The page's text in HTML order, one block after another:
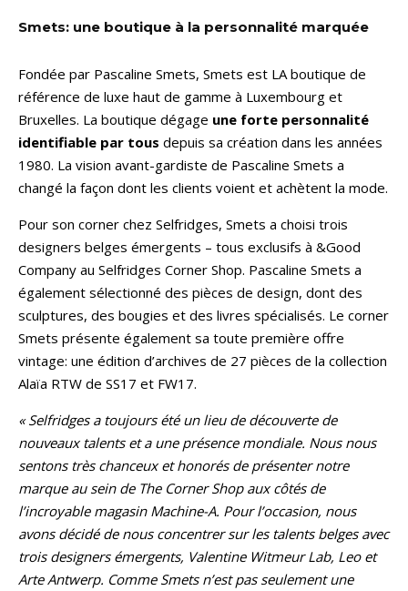
Smets: une boutique à la personnalité marquée
Fondée par Pascaline Smets, Smets est LA boutique de
référence de luxe haut de gamme à Luxembourg et
Bruxelles. La boutique dégage une forte personnalité
identifiable par tous depuis sa création dans les années
1980. La vision avant-gardiste de Pascaline Smets a
changé la façon dont les clients voient et achètent la mode.
Pour son corner chez Selfridges, Smets a choisi trois
designers belges émergents – tous exclusifs à &Good
Company au Selfridges Corner Shop. Pascaline Smets a
également sélectionné des pièces de design, dont des
sculptures, des bougies et des livres spécialisés. Le corner
Smets présente également sa toute première offre
vintage: une édition d’archives de 27 pièces de la collection
Alaïa RTW de SS17 et FW17.
« Selfridges a toujours été un lieu de découverte de
nouveaux talents et a une présence mondiale. Nous nous
sentons très chanceux et honorés de présenter notre
marque au sein de The Corner Shop aux côtés de
l’incroyable magasin Machine-A. Pour l’occasion, nous
avons décidé de nous concentrer sur les talents belges avec
trois designers émergents, Valentine Witmeur Lab, Leo et
Arte Antwerp. Comme Smets n’est pas seulement une